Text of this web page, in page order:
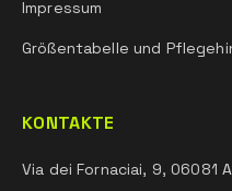
Impressum
Größentabelle und
KONTAKTE
Via dei Fornaciai, 9, 06081